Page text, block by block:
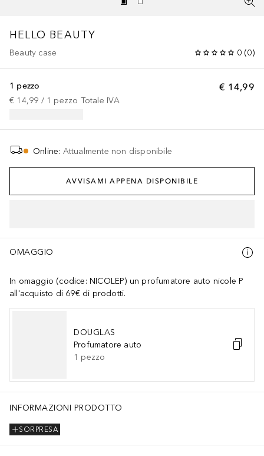
HELLO BEAUTY
Beauty case 0 (0)
€ 14,99
1 pezzo
€ 14,99 / 1 pezzo Totale IVA
Online: Attualmente non disponibile
AVVISAMI APPENA DISPONIBILE
OMAGGIO
In omaggio (codice: NICOLEP) un profumatore auto nicole P
all'acquisto di 69€ di prodotti.
DOUGLAS
Profumatore auto
1 pezzo
INFORMAZIONI PRODOTTO
SORPRESA